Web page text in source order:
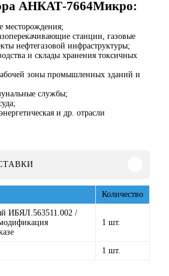
АНКАТ-7664Микро:
месторождения;
станции, газовые
нефтегазовой инфраструктуры;
и склады хранения токсичных
зоны промышленных зданий и
службы;
и др. отрасли
Количество
ИБЯЛ.563511.002 /
1 шт.
1 шт.